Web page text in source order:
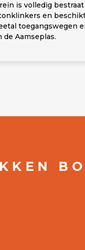
is volledig
en
toegangswegen
de Aamseplas.